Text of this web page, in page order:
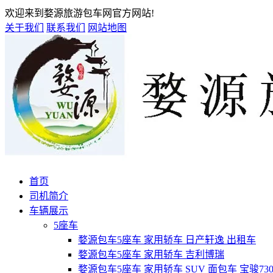
欢迎来到婺源旅游包车网官方网站!
关于我们
联系我们 网站地图
首页
司机简介
车辆展示
5座车
婺源包车5座车 家用轿车 日产轩逸 出租车
婺源包车5座车 家用轿车 吉利博瑞
婺源包车5座车 家用轿车 SUV 面包车 宝骏730